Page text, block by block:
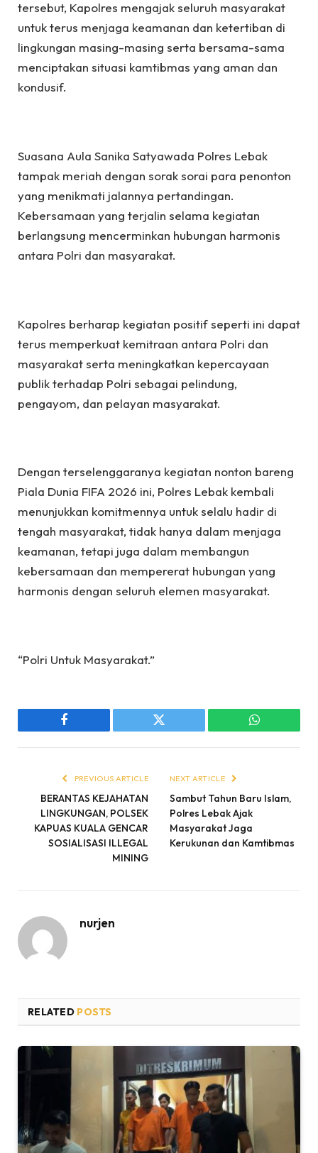
tersebut, Kapolres mengajak seluruh masyarakat
untuk terus menjaga keamanan dan ketertiban di
lingkungan masing-masing serta bersama-sama
menciptakan situasi kamtibmas yang aman dan
kondusif.
Suasana Aula Sanika Satyawada Polres Lebak
tampak meriah dengan sorak sorai para penonton
yang menikmati jalannya pertandingan.
Kebersamaan yang terjalin selama kegiatan
berlangsung mencerminkan hubungan harmonis
antara Polri dan masyarakat.
Kapolres berharap kegiatan positif seperti ini dapat
terus memperkuat kemitraan antara Polri dan
masyarakat serta meningkatkan kepercayaan
publik terhadap Polri sebagai pelindung,
pengayom, dan pelayan masyarakat.
Dengan terselenggaranya kegiatan nonton bareng
Piala Dunia FIFA 2026 ini, Polres Lebak kembali
menunjukkan komitmennya untuk selalu hadir di
tengah masyarakat, tidak hanya dalam menjaga
keamanan, tetapi juga dalam membangun
kebersamaan dan mempererat hubungan yang
harmonis dengan seluruh elemen masyarakat.
“Polri Untuk Masyarakat.”
Facebook Twitter WhatsApp
PREVIOUS ARTICLE
BERANTAS KEJAHATAN
LINGKUNGAN, POLSEK
KAPUAS KUALA GENCAR
SOSIALISASI ILLEGAL
MINING
NEXT ARTICLE
Sambut Tahun Baru Islam,
Polres Lebak Ajak
Masyarakat Jaga
Kerukunan dan Kamtibmas
nurjen
RELATED POSTS